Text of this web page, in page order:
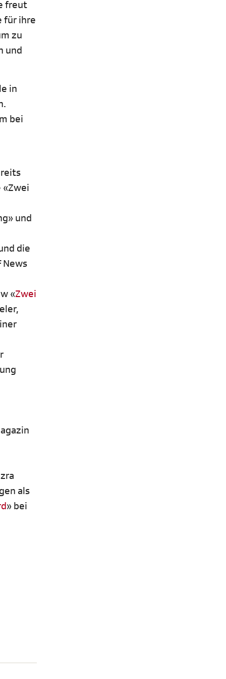
freut
für ihre
zu
und
in
bei
und
die
News
«Zwei
als
» bei